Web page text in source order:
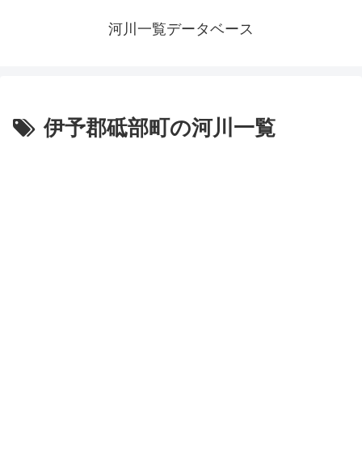
河川一覧データベース
伊予郡砥部町の河川一覧